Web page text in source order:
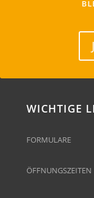
WICHTIGE
FORMULARE
ÖFFNUNGSZEITEN